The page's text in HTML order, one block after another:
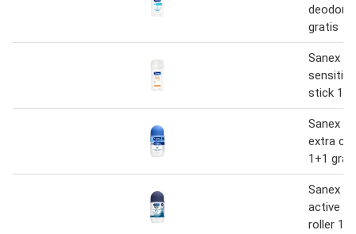
gratis
Sanex
stick
Sanex
extra
1+1
Sanex
active
roller